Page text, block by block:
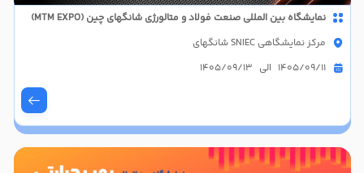
نمایشگاه بین المللی صنعت فولاد و متالورژی شانگهای چین (MTM EXPO)
مرکز نمایشگاهی SNIEC شانگهای
1405/09/11 الی 1405/09/13